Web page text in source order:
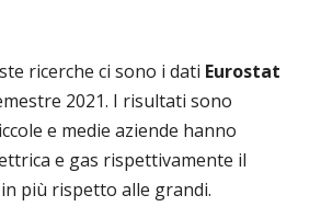
ricerche ci sono i dati Eurostat
2021. I risultati sono
e medie aziende hanno
e gas rispettivamente il
in più rispetto alle grandi.